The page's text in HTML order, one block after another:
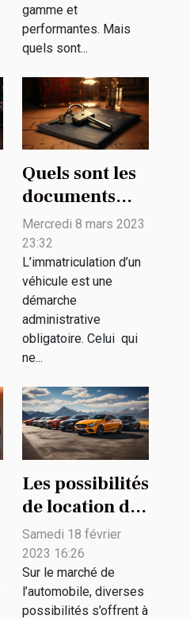
gamme et
performantes. Mais
quels sont...
Quels sont les
documents
pour
immatriculer
un véhicule
allemand en
France ?
Mercredi 8 mars 2023
23:32
L’immatriculation d’un
véhicule est une
démarche
administrative
obligatoire. Celui qui
ne...
Les possibilités
de location de
voiture
Samedi 18 février
2023 16:26
Sur le marché de
l’automobile, diverses
possibilités s’offrent à